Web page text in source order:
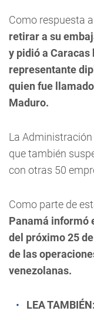
Como respuesta
retirar a su
y pidió a Caracas
representante
quien fue
Maduro.
La
que también
con otras 50
Como parte de
Panamá informó
del próximo 25
de las
venezolanas.
LEA TAMBIÉN: